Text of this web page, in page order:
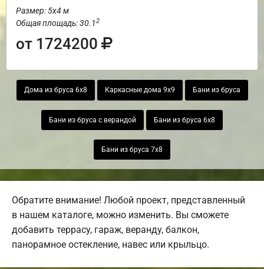
Размер: 5х4 м
Общая площадь: 30.12
от 1724200
Дома из бруса 6х8 Каркасные дома 9х9 Бани из бруса
Бани из бруса с верандой Бани из бруса 6х8
Бани из бруса 7х8
Обратите внимание! Любой проект, представленный
в нашем каталоге, можно изменить. Вы сможете
добавить террасу, гараж, веранду, балкон,
панорамное остекление, навес или крыльцо.